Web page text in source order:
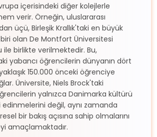
içerisindeki diğer kolejlerle
verir. Örneğin, uluslararası
üçü, Birleşik Krallık'taki en büyük
olan De Montfort Üniversitesi
ile birlikte verilmektedir. Bu,
yabancı öğrencilerin dünyanın dört
150.000 önceki öğrenciye
Üniversite, Niels Brock'taki
yalnızca Danimarka kültürü
edinmelerini değil, aynı zamanda
bir bakış açısına sahip olmalarını
amaçlamaktadır.